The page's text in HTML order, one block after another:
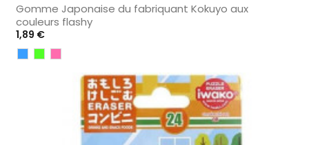
Gomme Japonaise du fabriquant Kokuyo aux
couleurs flashy
Prix
1,89 €